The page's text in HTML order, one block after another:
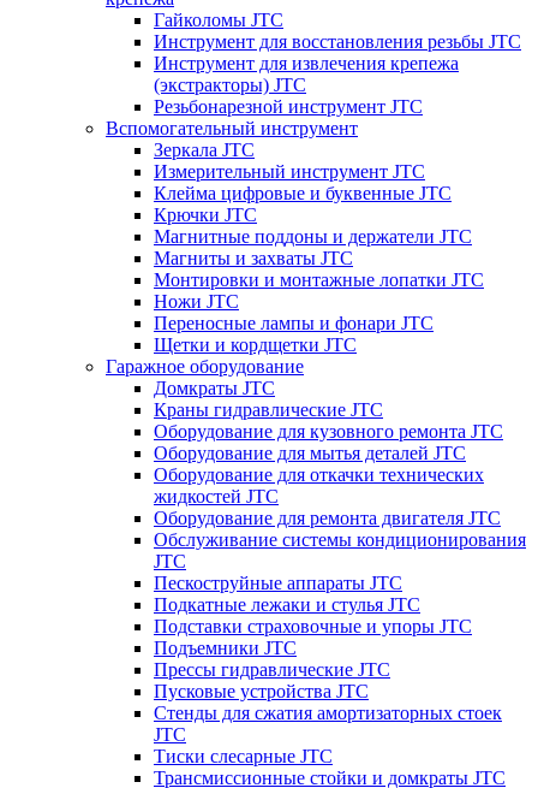
Гайколомы JTC
Инструмент для восстановления резьбы JTC
Инструмент для извлечения крепежа
(экстракторы) JTC
Резьбонарезной инструмент JTC
Вспомогательный инструмент
Зеркала JTC
Измерительный инструмент JTC
Клейма цифровые и буквенные JTC
Крючки JTC
Магнитные поддоны и держатели JTC
Магниты и захваты JTC
Монтировки и монтажные лопатки JTC
Ножи JTC
Переносные лампы и фонари JTC
Щетки и кордщетки JTC
Гаражное оборудование
Домкраты JTC
Краны гидравлические JTC
Оборудование для кузовного ремонта JTC
Оборудование для мытья деталей JTC
Оборудование для откачки технических
жидкостей JTC
Оборудование для ремонта двигателя JTC
Обслуживание системы кондиционирования
JTC
Пескоструйные аппараты JTC
Подкатные лежаки и стулья JTC
Подставки страховочные и упоры JTC
Подъемники JTC
Прессы гидравлические JTC
Пусковые устройства JTC
Стенды для сжатия амортизаторных стоек
JTC
Тиски слесарные JTC
Трансмиссионные стойки и домкраты JTC